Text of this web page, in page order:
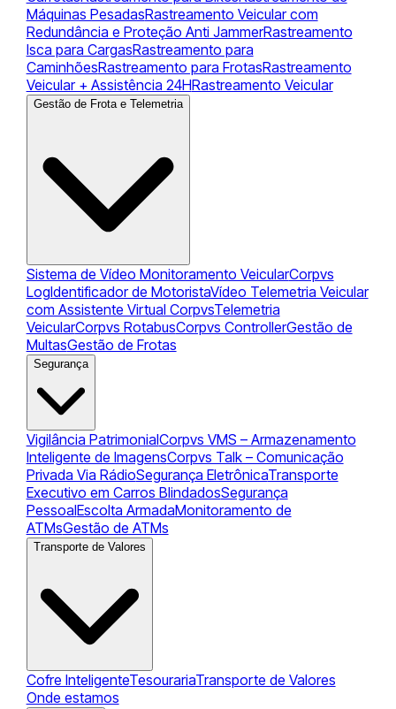
Máquinas PesadasRastreamento Veicular com
Redundância e Proteção Anti JammerRastreamento
Isca para CargasRastreamento para
CaminhõesRastreamento para FrotasRastreamento
Veicular + Assistência 24HRastreamento Veicular
Gestão de Frota e Telemetria
Sistema de Vídeo Monitoramento VeicularCorpvs
LogIdentificador de MotoristaVídeo Telemetria Veicular
com Assistente Virtual CorpvsTelemetria
VeicularCorpvs RotabusCorpvs ControllerGestão de
MultasGestão de Frotas
Segurança
Vigilância PatrimonialCorpvs VMS – Armazenamento
Inteligente de ImagensCorpvs Talk – Comunicação
Privada Via RádioSegurança EletrônicaTransporte
Executivo em Carros BlindadosSegurança
PessoalEscolta ArmadaMonitoramento de
ATMsGestão de ATMs
Transporte de Valores
Cofre InteligenteTesourariaTransporte de Valores
Onde estamos